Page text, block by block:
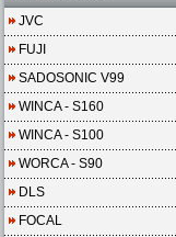
JVC
FUJI
SADOSONIC V99
WINCA - S160
WINCA - S100
WORCA - S90
DLS
FOCAL